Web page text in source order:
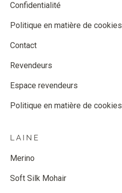
Confidentialité
Politique en matière de cookies
Contact
Revendeurs
Espace revendeurs
Politique en matière de cookies
LAINE
Merino
Soft Silk Mohair